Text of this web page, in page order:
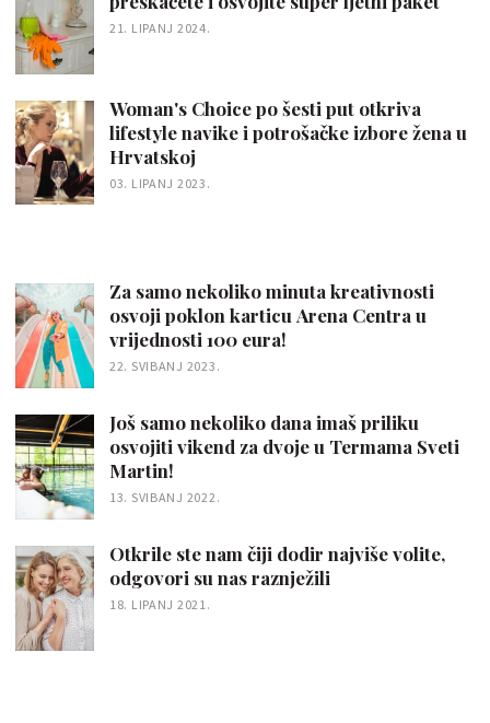
21. LIPANJ 2024.
Woman's Choice po šesti put otkriva
lifestyle navike i potrošačke izbore žena u
Hrvatskoj
03. LIPANJ 2023.
Za samo nekoliko minuta kreativnosti
osvoji poklon karticu Arena Centra u
vrijednosti 100 eura!
22. SVIBANJ 2023.
Još samo nekoliko dana imaš priliku
osvojiti vikend za dvoje u Termama Sveti
Martin!
13. SVIBANJ 2022.
Otkrile ste nam čiji dodir najviše volite,
odgovori su nas raznježili
18. LIPANJ 2021.